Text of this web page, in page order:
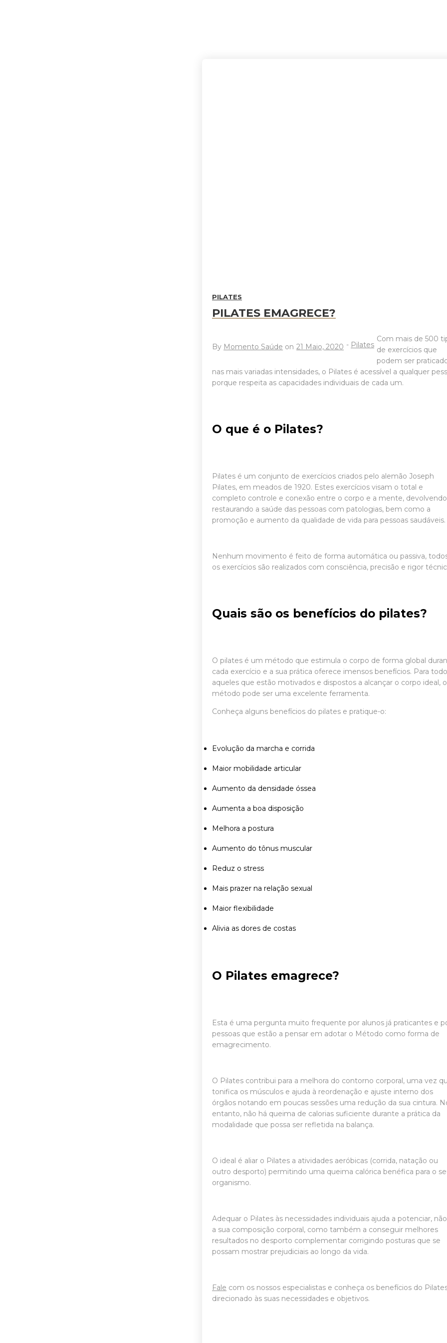
PILATES
PILATES EMAGRECE?
By Momento Saúde on 21 Maio, 2020 - Pilates
Com mais de 500
de exercícios que
podem ser
nas mais variadas intensidades, o Pilates é acessível a qualquer
porque respeita as capacidades individuais de cada um.
O que é o Pilates?
Pilates é um conjunto de exercícios criados pelo alemão Joseph
Pilates, em meados de 1920. Estes exercícios visam o total e
completo controle e conexão entre o corpo e a mente,
restaurando a saúde das pessoas com patologias, bem como a
promoção e aumento da qualidade de vida para pessoas saudáveis.
Nenhum movimento é feito de forma automática ou passiva,
os exercícios são realizados com consciência, precisão e rigor
Quais são os benefícios do pilates?
O pilates é um método que estimula o corpo de forma global
cada exercício e a sua prática oferece imensos benefícios. Para
aqueles que estão motivados e dispostos a alcançar o corpo ideal, o
método pode ser uma excelente ferramenta.
Conheça alguns benefícios do pilates e pratique-o:
Evolução da marcha e corrida
Maior mobilidade articular
Aumento da densidade óssea
Aumenta a boa disposição
Melhora a postura
Aumento do tônus muscular
Reduz o stress
Mais prazer na relação sexual
Maior flexibilidade
Alivia as dores de costas
O Pilates emagrece?
Esta é uma pergunta muito frequente por alunos já praticantes e
pessoas que estão a pensar em adotar o Método como forma de
emagrecimento.
O Pilates contribui para a melhora do contorno corporal, uma vez
tonifica os músculos e ajuda à reordenação e ajuste interno dos
órgãos notando em poucas sessões uma redução da sua cintura.
entanto, não há queima de calorias suficiente durante a prática da
modalidade que possa ser refletida na balança.
O ideal é aliar o Pilates a atividades aeróbicas (corrida, natação ou
outro desporto) permitindo uma queima calórica benéfica para o
organismo.
Adequar o Pilates às necessidades individuais ajuda a potenciar,
a sua composição corporal, como também a conseguir melhores
resultados no desporto complementar corrigindo posturas que se
possam mostrar prejudiciais ao longo da vida.
Fale com os nossos especialistas e conheça os benefícios do
direcionado às suas necessidades e objetivos.